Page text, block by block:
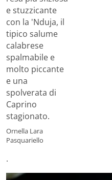
Ornella Lara
Pasquariello
.